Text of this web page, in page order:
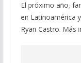
El próximo año,
en Latinoamérica
Ryan Castro. Más